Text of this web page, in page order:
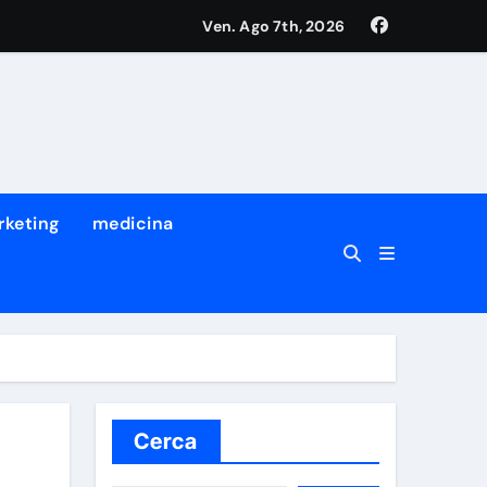
Ven. Ago 7th, 2026
medicina
Cerca